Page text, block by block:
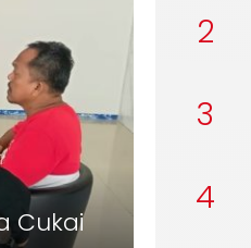
Cukai
2
3
4